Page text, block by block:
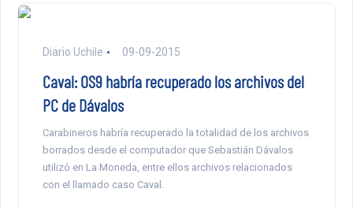
Diario Uchile 09-09-2015
Caval: OS9 habría recuperado los archivos del
PC de Dávalos
Carabineros habría recuperado la totalidad de los archivos
borrados desde el computador que Sebastián Dávalos
utilizó en La Moneda, entre ellos archivos relacionados
con el llamado caso Caval.